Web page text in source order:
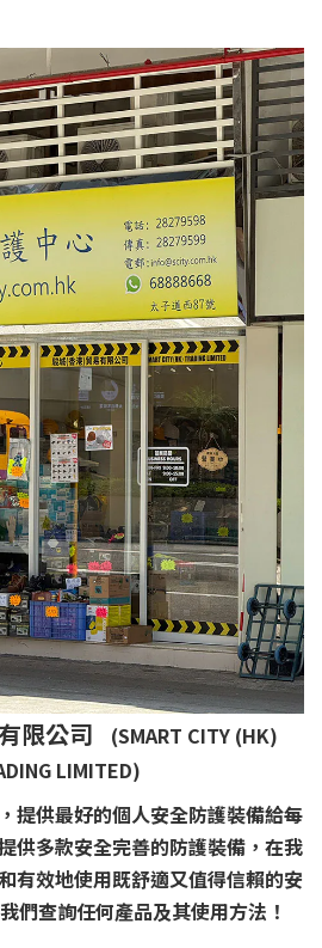
限公司
(SMART CITY (HK)
LIMITED)
提供最好的個人安全防護裝備給每
供多款安全完善的防護裝備，在我
有效地使用既舒適又值得信賴的安
們查詢任何產品及其使用方法！